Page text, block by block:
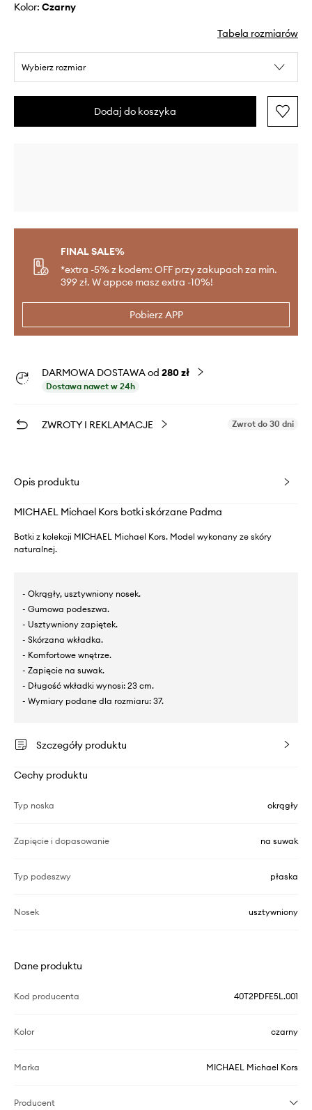
Kolor: czarny
Tabela rozmiarów
Wybierz rozmiar
Dodaj do koszyka
FINAL SALE%
*extra -5% z kodem: OFF przy zakupach za min.
399 zł. W appce masz extra -10%!
Pobierz APP
DARMOWA DOSTAWA od 280 zł
Dostawa nawet w 24h
ZWROTY I REKLAMACJE Zwrot do 30 dni
Opis produktu
MICHAEL Michael Kors botki skórzane Padma
Botki z kolekcji MICHAEL Michael Kors. Model wykonany ze skóry
naturalnej.
- Okrągły, usztywniony nosek.
- Gumowa podeszwa.
- Usztywniony zapiętek.
- Skórzana wkładka.
- Komfortowe wnętrze.
- Zapięcie na suwak.
- Długość wkładki wynosi: 23 cm.
- Wymiary podane dla rozmiaru: 37.
Szczegóły produktu
Cechy produktu
Typ noska okrągły
Zapięcie i dopasowanie na suwak
Typ podeszwy płaska
Nosek usztywniony
Dane produktu
Kod producenta 40T2PDFE5L.001
Kolor czarny
Marka MICHAEL Michael Kors
Producent